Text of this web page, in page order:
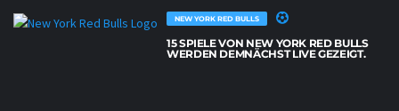
NEW YORK RED BULLS
15 SPIELE VON NEW YORK RED BULLS
WERDEN DEMNÄCHST LIVE GEZEIGT.